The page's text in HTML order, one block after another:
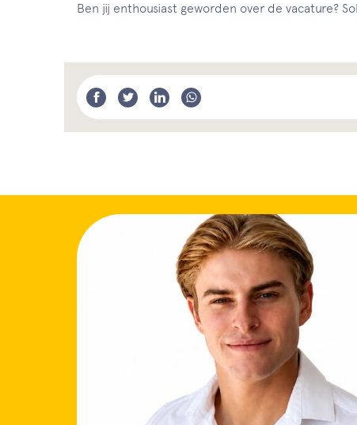
Ben jij enthousiast geworden over de vacature?